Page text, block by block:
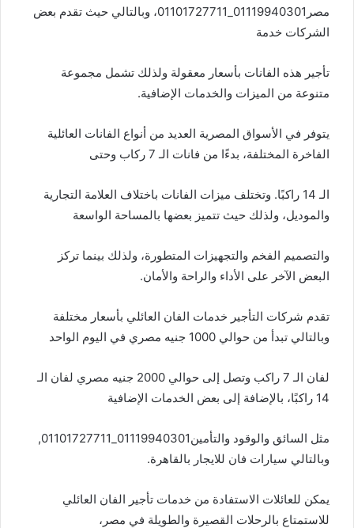
مصر01119940301_01101727711، وبالتالي حيث تقدم بعض
الشركات خدمة
تأجير هذه الفانات بأسعار معقولة ولذلك تشمل مجموعة
متنوعة من الميزات والخدمات الإضافية.
يتوفر في الأسواق المصرية العديد من أنواع الفانات العائلية
الفاخرة المختلفة، بدءًا من فانات الـ 7 ركاب وحتى
الـ 14 راكبًا. وتختلف ميزات الفانات باختلاف العلامة التجارية
والموديل، ولذلك حيث تتميز بعضها بالمساحة الواسعة
والتصميم الفخم والتجهيزات المتطورة، ولذلك بينما تركز
البعض الآخر على الأداء والراحة والأمان.
تقدم شركات التأجير خدمات الفان العائلي بأسعار مختلفة
وبالتالي تبدأ من حوالي 1000 جنيه مصري في اليوم الواحد
لفان الـ 7 راكب وتصل إلى حوالي 2000 جنيه مصري لفان الـ
14 راكبًا، بالإضافة إلى بعض الخدمات الإضافية
مثل السائق والوقود والتأمين01119940301_01101727711,
وبالتالي سيارات فان للايجار بالقاهرة.
يمكن للعائلات الاستفادة من خدمات تأجير الفان العائلي
للاستمتاع بالرحلات القصيرة والطويلة في مصر،